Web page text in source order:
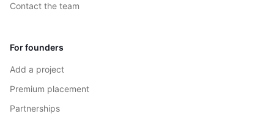
Contact the team
For founders
Add a project
Premium placement
Partnerships